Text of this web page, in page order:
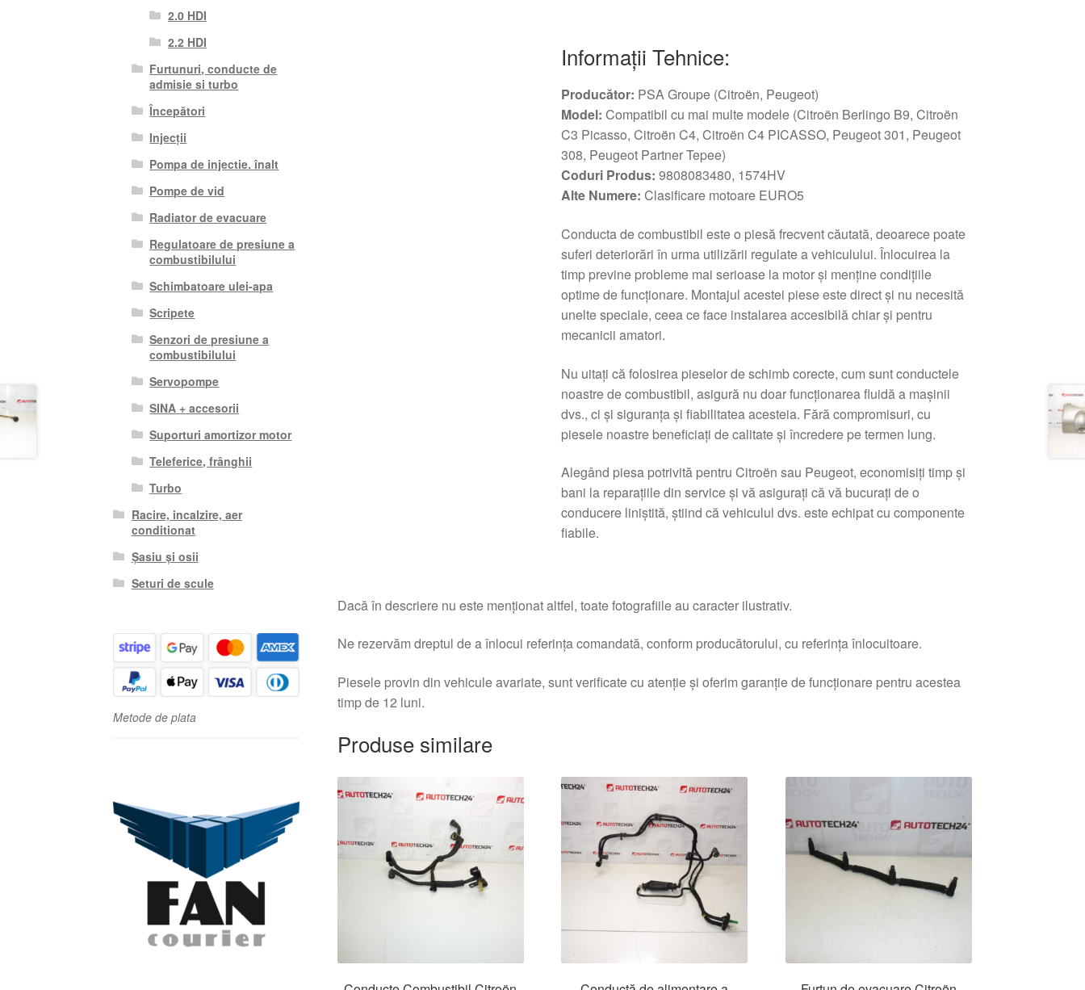
Informaţii Tehnice:
Producător: PSA Groupe (Citroën, Peugeot)
Model: Compatibil cu mai multe modele (Citroën Berlingo B9, Citroën
C3 Picasso, Citroën C4, Citroën C4 PICASSO, Peugeot 301, Peugeot
308, Peugeot Partner Tepee)
Coduri Produs: 9808083480, 1574HV
Alte Numere: Clasificare motoare EURO5
Conducta de combustibil este o piesă frecvent căutată, deoarece poate
suferi deteriorări în urma utilizării regulate a vehiculului. Înlocuirea la
timp previne probleme mai serioase la motor şi menţine condiţiile
optime de funcţionare. Montajul acestei piese este direct şi nu necesită
unelte speciale, ceea ce face instalarea accesibilă chiar şi pentru
mecanicii amatori.
Nu uitaţi că folosirea pieselor de schimb corecte, cum sunt conductele
noastre de combustibil, asigură nu doar funcţionarea fluidă a maşinii
dvs., ci şi siguranţa şi fiabilitatea acesteia. Fără compromisuri, cu
piesele noastre beneficiaţi de calitate şi încredere pe termen lung.
Alegând piesa potrivită pentru Citroën sau Peugeot, economisiţi timp şi
bani la reparaţiile din service şi vă asiguraţi că vă bucuraţi de o
conducere liniştită, ştiind că vehiculul dvs. este echipat cu componente
fiabile.
Dacă în descriere nu este menționat altfel, toate fotografiile au caracter ilustrativ.
Ne rezervăm dreptul de a înlocui referința comandată, conform producătorului, cu referința înlocuitoare.
Piesele provin din vehicule avariate, sunt verificate cu atenție și oferim garanție de funcționare pentru acestea
timp de 12 luni.
Produse similare
2.0 HDI
2.2 HDI
Furtunuri, conducte de
admisie si turbo
Începători
Injecții
Pompa de injectie. înalt
Pompe de vid
Radiator de evacuare
Regulatoare de presiune a
combustibilului
Schimbatoare ulei-apa
Scripete
Senzori de presiune a
combustibilului
Servopompe
SINA + accesorii
Suporturi amortizor motor
Teleferice, frânghii
Turbo
Racire, incalzire, aer
conditionat
Șasiu și osii
Seturi de scule
Metode de plata